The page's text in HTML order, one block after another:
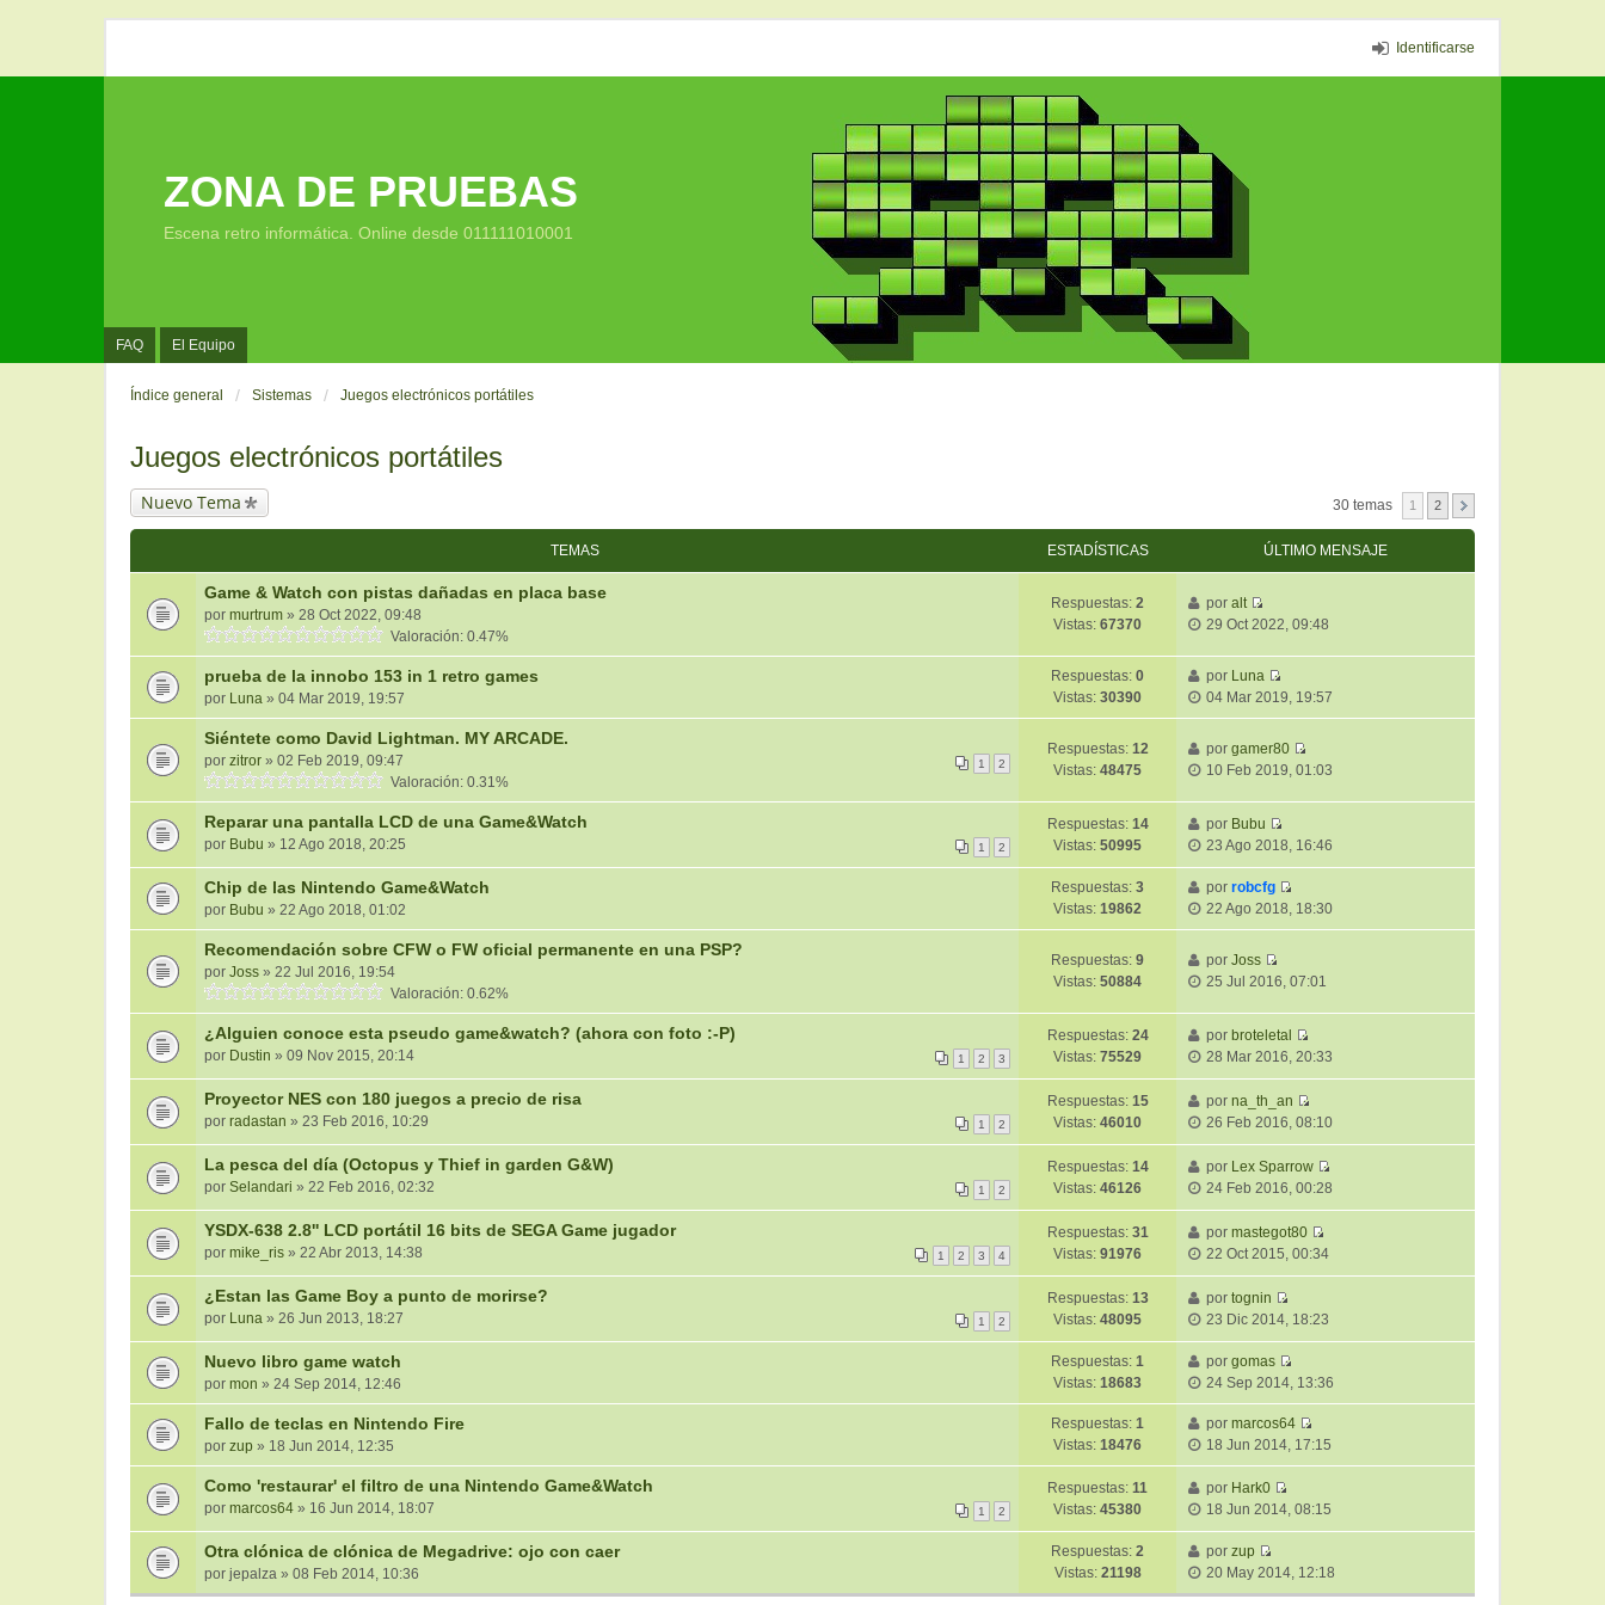
Identificarse
FAQ El Equipo
ZONA DE PRUEBAS
Escena retro informática. Online desde 011111010001
Índice general Sistemas Juegos electrónicos portátiles
Juegos electrónicos portátiles
Nuevo Tema 30 temas 1 2
TEMAS ESTADÍSTICAS ÚLTIMO MENSAJE
Game & Watch con pistas dañadas en placa base
por murtrum » 28 Oct 2022, 09:48
Valoración: 0.47%
Respuestas: 2
Vistas: 67370
poralt
V
r
ú
l
i
m
e
n
a
29 Oct 2022, 09:48
prueba de la innobo 153 in 1 retro games
por Luna » 04 Mar 2019, 19:57
Respuestas: 0
Vistas: 30390
por Luna
V
ú
l
t
m
o
m
e
n
j
e
04 Mar 2019, 19:57
Siéntete como David Lightman. MY ARCADE.
1 2
por zitror » 02 Feb 2019, 09:47
Valoración: 0.31%
Respuestas: 12
Vistas: 48475
porgamer80
V
r
l
t
m
e
a
j
10 Feb 2019, 01:03
Reparar una pantalla LCD de una Game&Watch
1 2
por Bubu » 12 Ago 2018, 20:25
Respuestas: 14
Vistas: 50995
por Bubu
V
r
ú
l
m
o
m
e
n
s
a
j
e
23 Ago 2018, 16:46
Chip de las Nintendo Game&Watch
por Bubu » 22 Ago 2018, 01:02
Respuestas: 3
Vistas: 19862
porrobcfg
V
l
t
m
o
m
e
s
a
e
22 Ago 2018, 18:30
Recomendación sobre CFW o FW oficial permanente en una PSP?
por Joss » 22 Jul 2016, 19:54
Valoración: 0.62%
Respuestas: 9
Vistas: 50884
porJoss
V
r
ú
l
t
i
m
o
m
e
n
s
a
j
e
25 Jul 2016, 07:01
¿Alguien conoce esta pseudo game&watch? (ahora con foto :-P)
1 2 3
por Dustin » 09 Nov 2015, 20:14
Respuestas: 24
Vistas: 75529
por broteletal
V
ú
i
o
m
e
28 Mar 2016, 20:33
Proyector NES con 180 juegos a precio de risa
1 2
por radastan » 23 Feb 2016, 10:29
Respuestas: 15
Vistas: 46010
porna_th_an
V
r
ú
t
i
m
s
e
26 Feb 2016, 08:10
La pesca del día (Octopus y Thief in garden G&W)
1 2
por Selandari » 22 Feb 2016, 02:32
Respuestas: 14
Vistas: 46126
por Lex Sparrow
V
m
a
24 Feb 2016, 00:28
YSDX-638 2.8'' LCD portátil 16 bits de SEGA Game jugador
1 2 3 4
por mike_ris » 22 Abr 2013, 14:38
Respuestas: 31
Vistas: 91976
pormastegot80
V
ú
i
m
e
s
a
e
22 Oct 2015, 00:34
¿Estan las Game Boy a punto de morirse?
1 2
por Luna » 26 Jun 2013, 18:27
Respuestas: 13
Vistas: 48095
portognin
V
r
l
t
m
m
e
s
a
23 Dic 2014, 18:23
Nuevo libro game watch
por mon » 24 Sep 2014, 12:46
Respuestas: 1
Vistas: 18683
porgomas
V
r
ú
l
i
m
m
e
24 Sep 2014, 13:36
Fallo de teclas en Nintendo Fire
por zup » 18 Jun 2014, 12:35
Respuestas: 1
Vistas: 18476
pormarcos64
V
ú
i
m
18 Jun 2014, 17:15
Como 'restaurar' el filtro de una Nintendo Game&Watch
1 2
por marcos64 » 16 Jun 2014, 18:07
Respuestas: 11
Vistas: 45380
por Hark0
V
ú
l
18 Jun 2014, 08:15
Otra clónica de clónica de Megadrive: ojo con caer
por jepalza » 08 Feb 2014, 10:36
Respuestas: 2
Vistas: 21198
porzup
V
20 May 2014, 12:18